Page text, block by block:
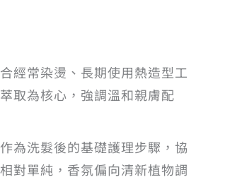
經常染燙、長期使用熱造型工
取為核心，強調溫和親膚配
為洗髮後的基礎護理步驟，協
對單純，香氛偏向清新植物調